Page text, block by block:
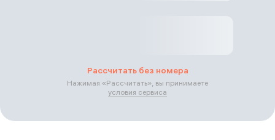
Рассчитать без номера
Нажимая «Рассчитать», вы принимаете
условия сервиса